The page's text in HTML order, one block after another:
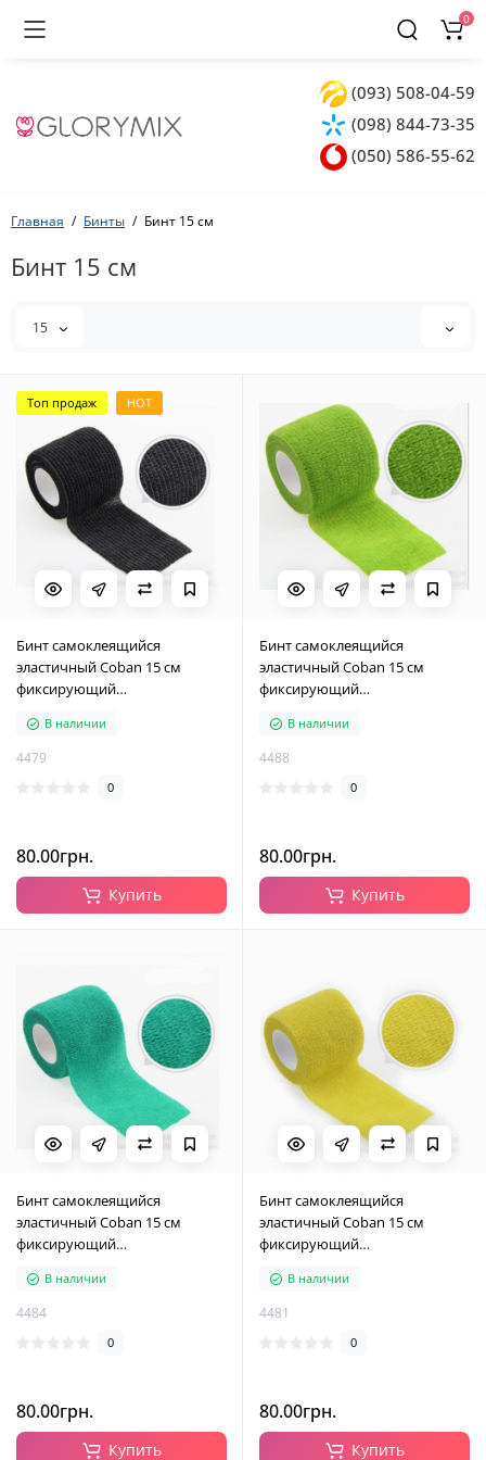
(093) 508-04-59
(098) 844-73-35
(050) 586-55-62
0
Главная Бинты Бинт 15 см
Бинт 15 см
15
Топ продаж HOT
Бинт самоклеящийся
эластичный Coban 15 см
фиксирующий
кобан, аутоадгезийний бинт,
черный, 15 см х 4,5 м
В наличии
4479
0
80.00грн.
Купить
Бинт самоклеящийся
эластичный Coban 15 см
фиксирующий
кобан, аутоадгезийний бинт,
салатовый, 15 см х 4,5 м
В наличии
4488
0
80.00грн.
Купить
Бинт самоклеящийся
эластичный Coban 15 см
фиксирующий
кобан, аутоадгезийний бинт,
зеленый, 15 см х 4,5 м
В наличии
4484
0
80.00грн.
Купить
Бинт самоклеящийся
эластичный Coban 15 см
фиксирующий
кобан, аутоадгезийний бинт,
желтый, 15 см х 4,5 м
В наличии
4481
0
80.00грн.
Купить